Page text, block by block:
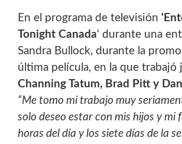
En el programa de televisión
Tonight Canada' durante una
Sandra Bullock, durante la
última película, en la que trabajó
Channing Tatum, Brad Pitt y
“Me tomo mi trabajo muy
solo deseo estar con mis hijos y mi
horas del día y los siete días de la